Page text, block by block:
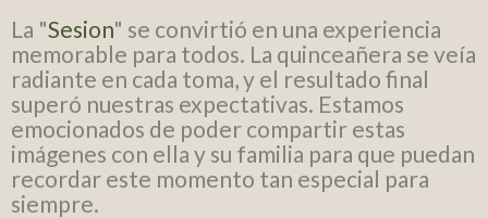
La "Sesion" se convirtió en una experiencia
memorable para todos. La quinceañera se veía
radiante en cada toma, y el resultado final
superó nuestras expectativas. Estamos
emocionados de poder compartir estas
imágenes con ella y su familia para que puedan
recordar este momento tan especial para
siempre.